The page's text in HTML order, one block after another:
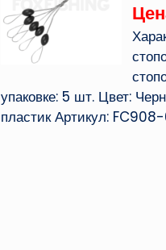
упаковке: 5 шт. Цвет:
пластик Артикул: